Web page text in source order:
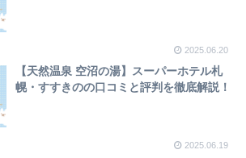
2025.06.20
【天然温泉 空沼の湯】スーパーホテル札
幌・すすきのの口コミと評判を徹底解説！
2025.06.19